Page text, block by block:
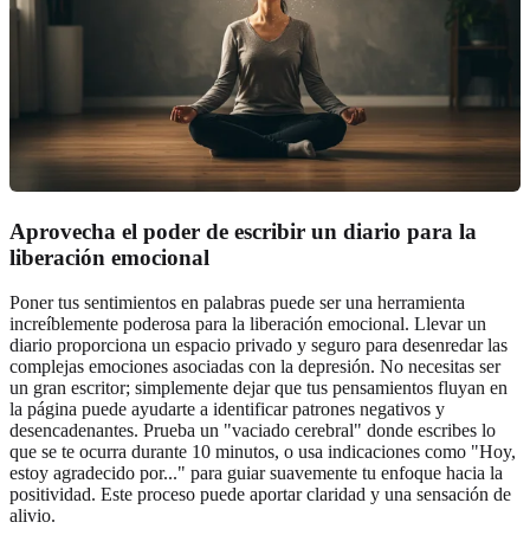
Aprovecha el poder de escribir un diario para la
liberación emocional
Poner tus sentimientos en palabras puede ser una herramienta
increíblemente poderosa para la liberación emocional. Llevar un
diario proporciona un espacio privado y seguro para desenredar las
complejas emociones asociadas con la depresión. No necesitas ser
un gran escritor; simplemente dejar que tus pensamientos fluyan en
la página puede ayudarte a identificar patrones negativos y
desencadenantes. Prueba un "vaciado cerebral" donde escribes lo
que se te ocurra durante 10 minutos, o usa indicaciones como "Hoy,
estoy agradecido por..." para guiar suavemente tu enfoque hacia la
positividad. Este proceso puede aportar claridad y una sensación de
alivio.